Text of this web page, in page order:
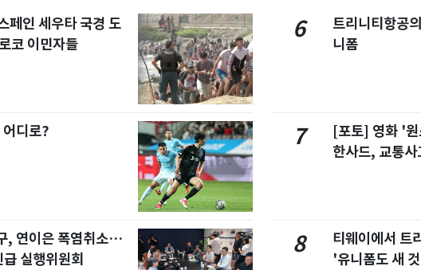
페인 세우타 국경 도
코 이민자들
디로?
, 연이은 폭염취소…
실행위원회
6
트리니티항공
니폼
7
[포토] 영화 '
한사드, 교통사
8
티웨이에서 트
'유니폼도 새